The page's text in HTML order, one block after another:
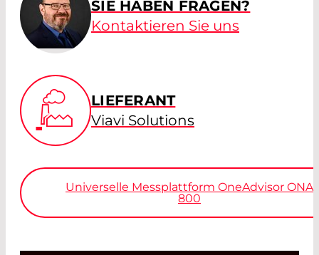
SIE HABEN FRAGEN?
Kontaktieren Sie uns
LIEFERANT
Viavi Solutions
Universelle Messplattform OneAdvisor ONA
800